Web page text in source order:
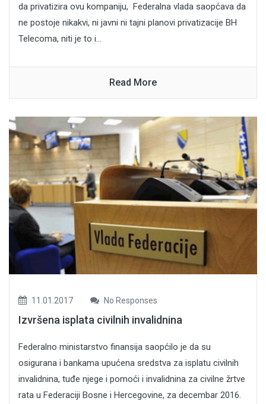
da privatizira ovu kompaniju, Federalna vlada saopćava da
ne postoje nikakvi, ni javni ni tajni planovi privatizacije BH
Telecoma, niti je to i...
Read More
11.01.2017 No Responses
Izvršena isplata civilnih invalidnina
Federalno ministarstvo finansija saopćilo je da su
osigurana i bankama upućena sredstva za isplatu civilnih
invalidnina, tuđe njege i pomoći i invalidnina za civilne žrtve
rata u Federaciji Bosne i Hercegovine, za decembar 2016.